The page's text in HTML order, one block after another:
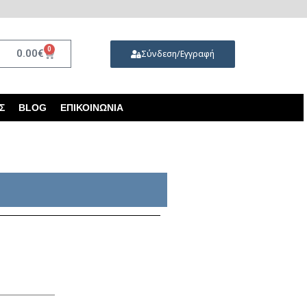
0.00€ 0 Σύνδεση/Εγγραφή
BLOG ΕΠΙΚΟΙΝΩΝΊΑ